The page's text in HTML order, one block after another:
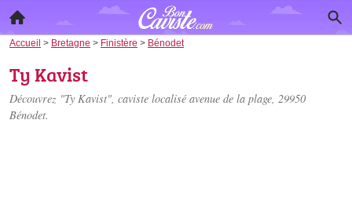
Accueil > Bretagne > Finistère > Bénodet
Ty Kavist
Découvrez "Ty Kavist", caviste localisé avenue de la plage, 29950
Bénodet.